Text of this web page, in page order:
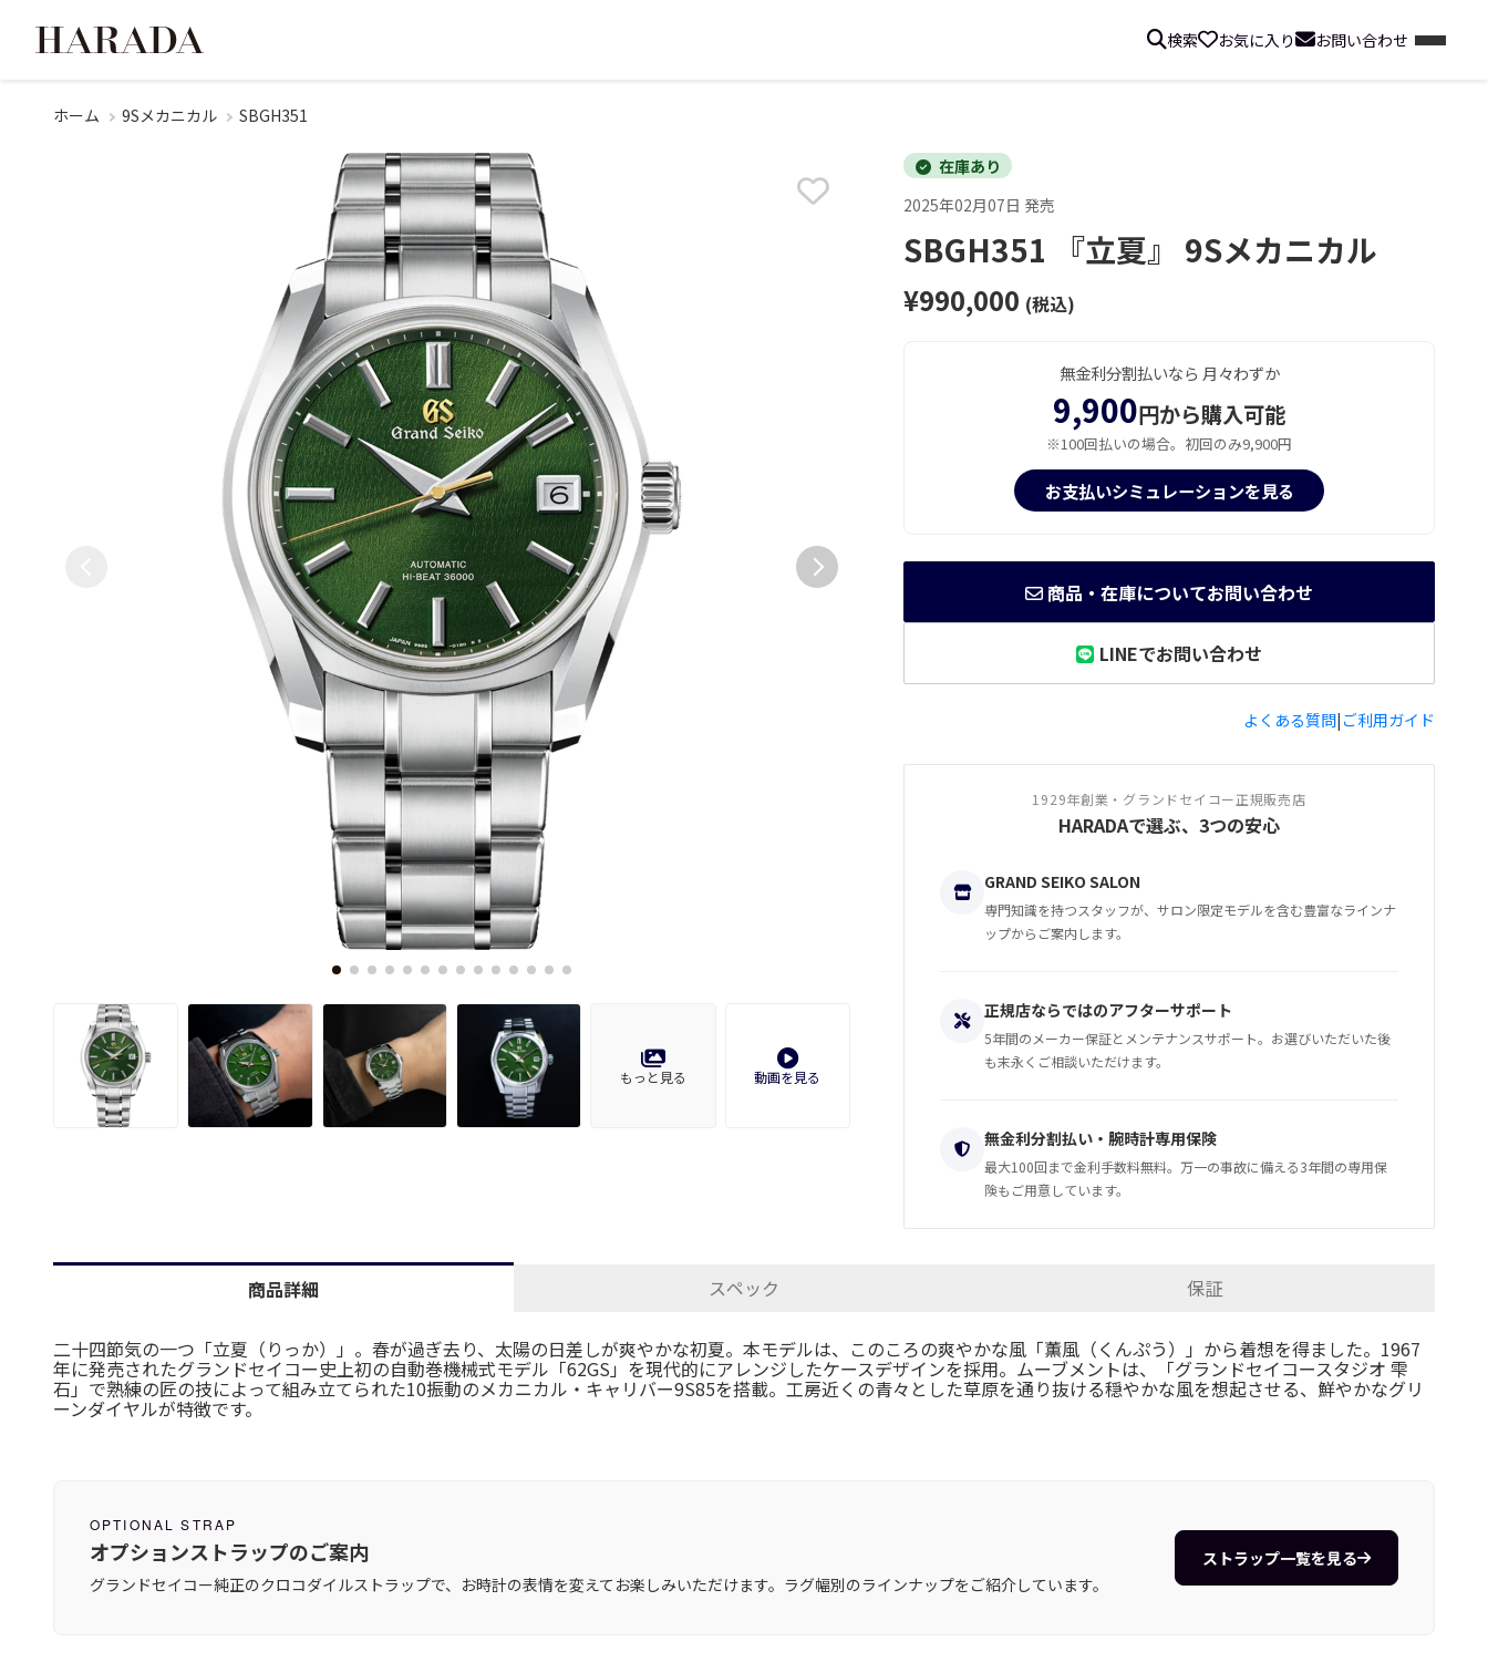
検索 お気に入り お問い合わせ
ホーム 9Sメカニカル SBGH351
もっと見る 動画を見る
在庫あり
2025年02月07日 発売
SBGH351 『立夏』 9Sメカニカル
¥990,000 (税込)
無金利分割払いなら 月々わずか
9,900円から購入可能
※100回払いの場合。初回のみ9,900円
お支払いシミュレーションを見る
商品・在庫についてお問い合わせ
LINEでお問い合わせ
よくある質問| ご利用ガイド
1929年創業・グランドセイコー正規販売店
HARADAで選ぶ、3つの安心
GRAND SEIKO SALON
専門知識を持つスタッフが、サロン限定モデルを含む豊富なラインナ
ップからご案内します。
正規店ならではのアフターサポート
5年間のメーカー保証とメンテナンスサポート。お選びいただいた後
も末永くご相談いただけます。
無金利分割払い・腕時計専用保険
最大100回まで金利手数料無料。万一の事故に備える3年間の専用保
険もご用意しています。
商品詳細 スペック 保証
二十四節気の一つ「立夏（りっか）」。春が過ぎ去り、太陽の日差しが爽やかな初夏。本モデルは、このころの爽やかな風「薫風（くんぷう）」から着想を得ました。1967
年に発売されたグランドセイコー史上初の自動巻機械式モデル「62GS」を現代的にアレンジしたケースデザインを採用。ムーブメントは、「グランドセイコースタジオ 雫
石」で熟練の匠の技によって組み立てられた10振動のメカニカル・キャリバー9S85を搭載。工房近くの青々とした草原を通り抜ける穏やかな風を想起させる、鮮やかなグリ
ーンダイヤルが特徴です。
OPTIONAL STRAP
オプションストラップのご案内
グランドセイコー純正のクロコダイルストラップで、お時計の表情を変えてお楽しみいただけます。ラグ幅別のラインナップをご紹介しています。
ストラップ一覧を見る